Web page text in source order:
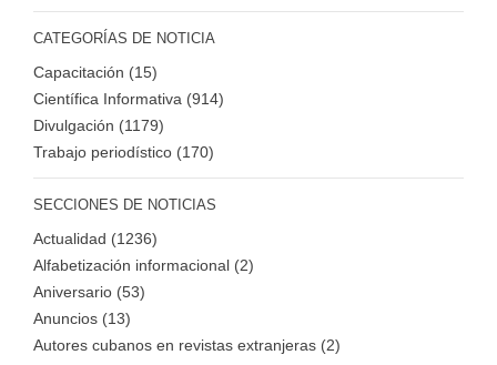
CATEGORÍAS DE NOTICIA
Capacitación (15)
Científica Informativa (914)
Divulgación (1179)
Trabajo periodístico (170)
SECCIONES DE NOTICIAS
Actualidad (1236)
Alfabetización informacional (2)
Aniversario (53)
Anuncios (13)
Autores cubanos en revistas extranjeras (2)